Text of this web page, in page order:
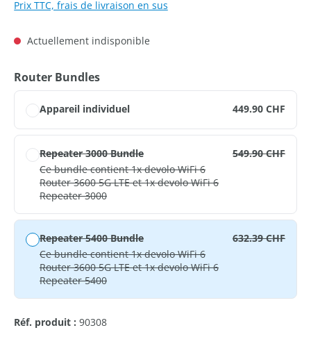
Prix TTC, frais de livraison en sus
Actuellement indisponible
Sélectionnez
Router Bundles
Appareil individuel 449.90 CHF
Repeater 3000 Bundle
Ce bundle contient 1x devolo WiFi 6
Router 3600 5G LTE et 1x devolo WiFi 6
Repeater 3000
549.90 CHF
Repeater 5400 Bundle
Ce bundle contient 1x devolo WiFi 6
Router 3600 5G LTE et 1x devolo WiFi 6
Repeater 5400
632.39 CHF
Réf. produit : 90308